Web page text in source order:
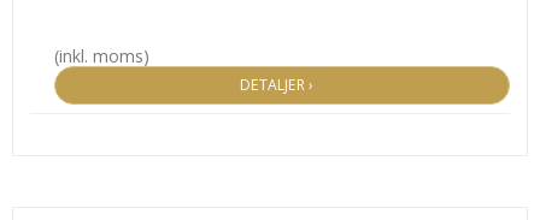
(inkl. moms)
DETALJER ›